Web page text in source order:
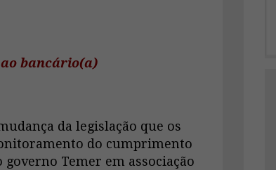
bancário(a)
da legislação que os
do cumprimento
Temer em associação